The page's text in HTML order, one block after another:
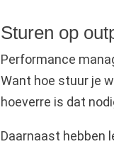
Sturen op
Performance
Want hoe stuur je
hoeverre is dat
Daarnaast hebben